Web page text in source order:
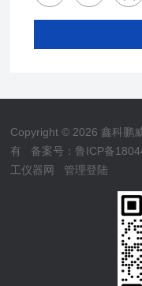
Copyright © 2026 鑫科鹏
有 备案号：鲁ICP备
工仪器网
管理登陆